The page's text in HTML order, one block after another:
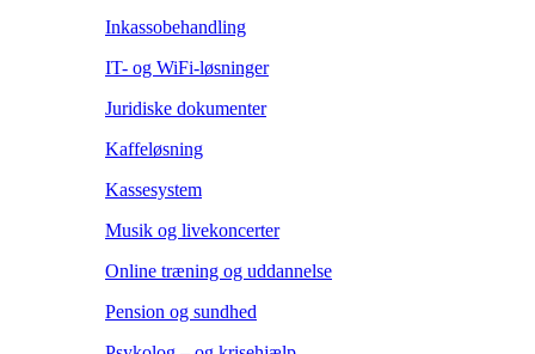
Inkassobehandling
IT- og WiFi-løsninger
Juridiske dokumenter
Kaffeløsning
Kassesystem
Musik og livekoncerter
Online træning og uddannelse
Pension og sundhed